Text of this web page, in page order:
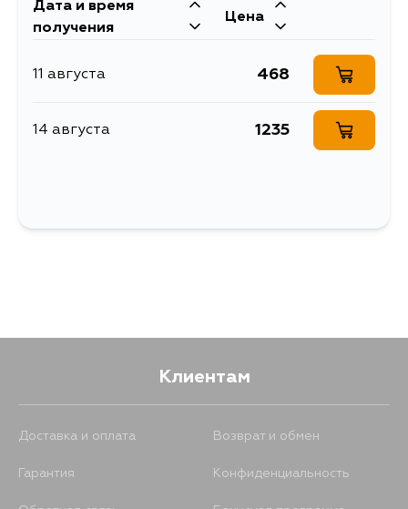
Дата и время
получения
Цена
11 августа 468
14 августа 1235
Клиентам
Доставка и оплата Возврат и обмен
Гарантия Конфиденциальность